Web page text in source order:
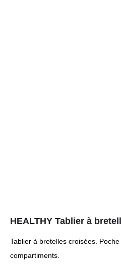
HEALTHY Tablier à
Tablier à bretelles croisées.
compartiments.